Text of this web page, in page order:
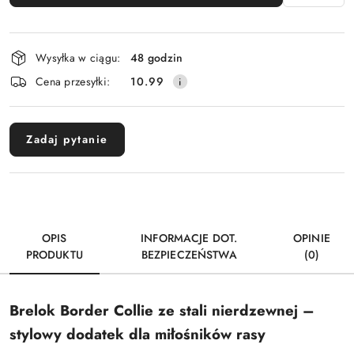
Dostępność
i
dostawa
Wysyłka w ciągu:
48 godzin
Cena przesyłki:
10.99
Zadaj pytanie
OPIS
PRODUKTU
INFORMACJE DOT.
BEZPIECZEŃSTWA
OPINIE
(0)
Brelok Border Collie ze stali nierdzewnej –
stylowy dodatek dla miłośników rasy